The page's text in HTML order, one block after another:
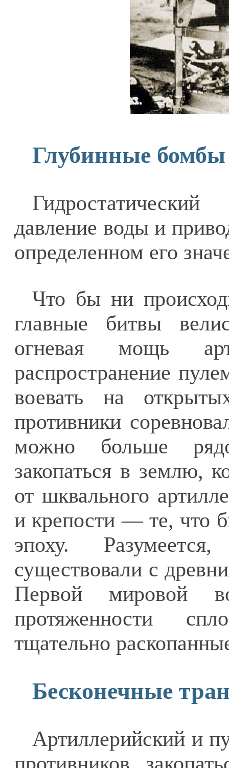
Глубинные бомбы
давление воды и
определенном его
Что бы ни
главные битвы
огневая мощь
распространение
воевать на
противники
можно больше
закопаться в землю,
от шквального
и крепости — те, что
эпоху.
существовали с
Первой мировой
протяженности
тщательно
Бесконечные
Артиллерийский и